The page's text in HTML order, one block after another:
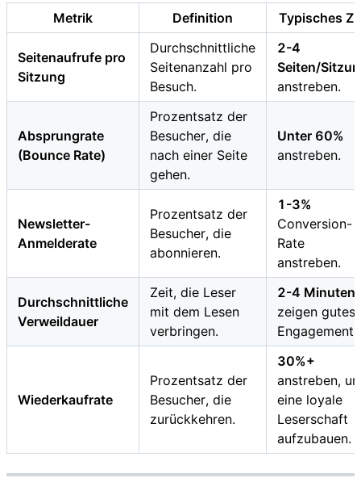
Metrik Definition Typisches
Seitenaufrufe pro
Sitzung
Durchschnittliche
Seitenanzahl pro
Besuch.
2-4
Seiten/
anstreben.
Absprungrate
(Bounce Rate)
Prozentsatz der
Besucher, die
nach einer Seite
gehen.
Unter 60%
anstreben.
Newsletter-
Anmelderate
Prozentsatz der
Besucher, die
abonnieren.
1-3%
Conversion-
Rate
anstreben.
Durchschnittliche
Verweildauer
Zeit, die Leser
mit dem Lesen
verbringen.
2-4 Minuten
zeigen gutes
Engagement.
Wiederkaufrate
Prozentsatz der
Besucher, die
zurückkehren.
30%+
anstreben,
eine loyale
Leserschaft
aufzubauen.